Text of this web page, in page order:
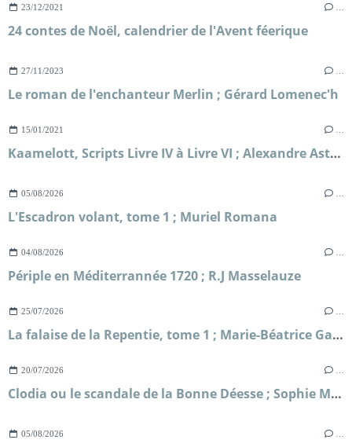
23/12/2021
24 contes de Noël, calendrier de l'Avent féerique
27/11/2023
Le roman de l'enchanteur Merlin ; Gérard Lomenec'h
15/01/2021
Kaamelott, Scripts Livre IV à Livre VI ; Alexandre Astier
05/08/2026
L'Escadron volant, tome 1 ; Muriel Romana
04/08/2026
Périple en Méditerrannée 1720 ; R.J Masselauze
25/07/2026
La falaise de la Repentie, tome 1 ; Marie-Béatrice Gauvin
20/07/2026
Clodia ou le scandale de la Bonne Déesse ; Sophie Malick-Prunier
05/08/2026